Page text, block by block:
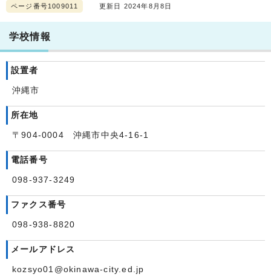
ページ番号1009011 更新日 2024年8月8日
学校情報
設置者
沖縄市
所在地
〒904-0004 沖縄市中央4-16-1
電話番号
098-937-3249
ファクス番号
098-938-8820
メールアドレス
kozsyo01@okinawa-city.ed.jp